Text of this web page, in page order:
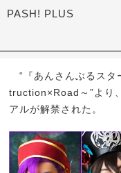
PASH! PLUS
“『あんさんぶるスタ
truction×Road～”より
アルが解禁された。